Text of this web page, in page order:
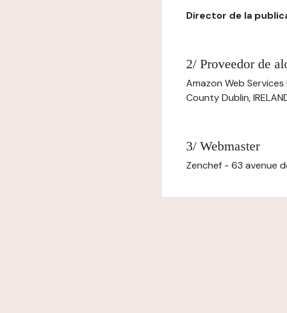
Director de la
2/ Proveedor de
Amazon Web
County Dublin,
3/ Webmaster
Zenchef - 63 avenue